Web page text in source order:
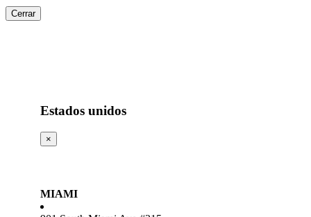
Cerrar
Estados unidos
×
MIAMI